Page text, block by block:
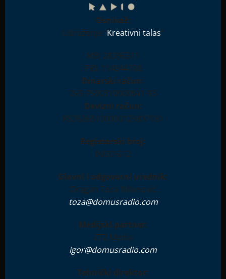
Osnivač:
Udruženje "Kreativni talas"
MB: 28396511
PIB: 114944708
Dinarski račun:
265-7590310000841-93
Devizni račun:
RS35265100000123897181
Registarski broj:
IN001612
Glavni i odgovorni urednik:
Dragan Toza Milanović
toza@domusradio.com
Medijski partner:
ZTZ Media
igor@domusradio.com
Tehnički direktor: